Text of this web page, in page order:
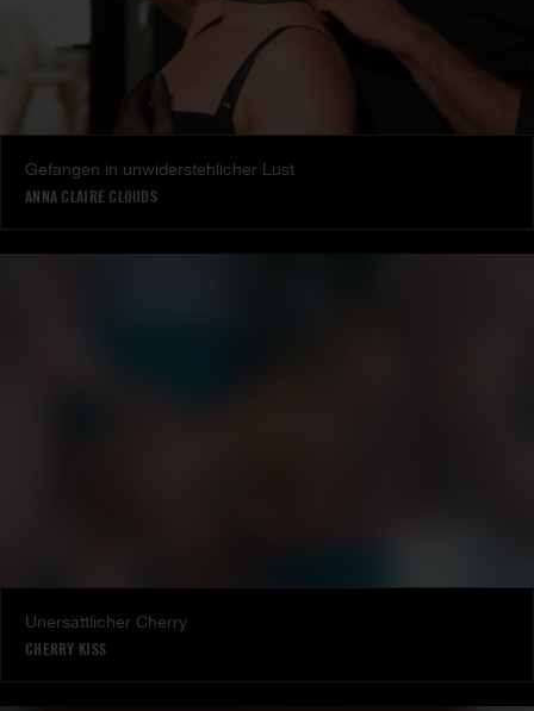
Gefangen in unwiderstehlicher Lust
ANNA CLAIRE CLOUDS
Unersättlicher Cherry
CHERRY KISS